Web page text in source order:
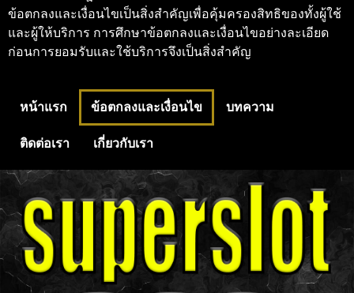
ข้อตกลงและเงื่อนไขเป็นสิ่งสำคัญเพื่อคุ้มครองสิทธิของทั้งผู้ใช้
และผู้ให้บริการ การศึกษาข้อตกลงและเงื่อนไขอย่างละเอียด
ก่อนการยอมรับและใช้บริการจึงเป็นสิ่งสำคัญ
หน้าแรก ข้อตกลงและเงื่อนไข บทความ
ติดต่อเรา เกี่ยวกับเรา